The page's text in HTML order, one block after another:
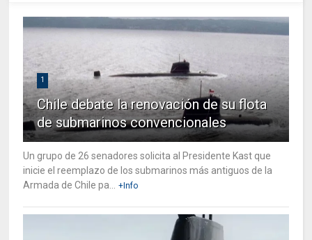
1
Chile debate la renovación de su flota
de submarinos convencionales
Un grupo de 26 senadores solicita al Presidente Kast que
inicie el reemplazo de los submarinos más antiguos de la
Armada de Chile pa...
+Info